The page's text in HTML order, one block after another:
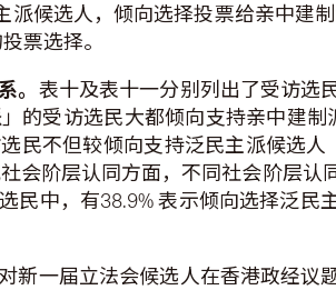
候选人，倾向选择投票给亲中建
票选择。
。 表十及表十一分别列出了受访选
的受访选民大都倾向支持亲中建
民不但较倾向支持泛民主派候选
会阶层认同方面，不同社会阶层
民中，有38.9% 表示倾向选择泛民
新一届立法会候选人在香港政经议